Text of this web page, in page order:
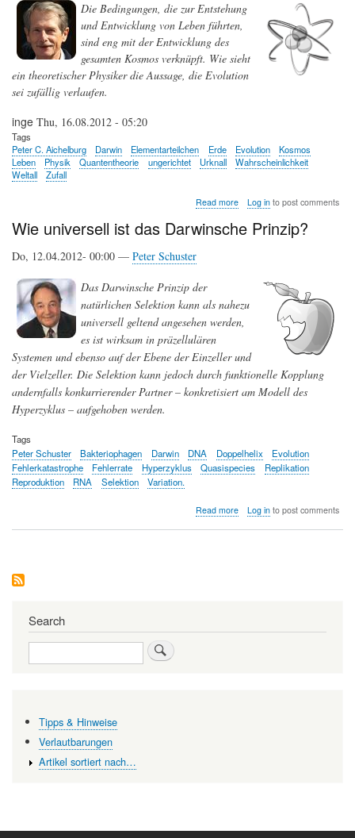
Entwicklung
Evolution
Auges
Die Bedingungen, die zur Entstehung
und Entwicklung von Leben führten,
sind eng mit der Entwicklung des
gesamten Kosmos verknüpft. Wie sieht
ein theoretischer Physiker die Aussage, die Evolution
sei zufällig verlaufen.
inge Thu, 16.08.2012 - 05:20
Tags
Peter C. Aichelburg
Darwin Elementarteilchen Erde Evolution
Kosmos
Leben
Physik Quantentheorie ungerichtet Urknall
Wahrscheinlichkeit
Weltall
Zufall
Read moreabout
Element
Zufall
Log into post comments
Wie universell ist das Darwinsche Prinzip?
Do, 12.04.2012- 00:00 — Peter Schuster
Das Darwinsche Prinzip der
natürlichen Selektion kann als nahezu
universell geltend angesehen werden,
es ist wirksam in präzellulären
Systemen und ebenso auf der Ebene der Einzeller und
der Vielzeller. Die Selektion kann jedoch durch funktionelle Kopplung
andernfalls konkurrierender Partner – konkretisiert am Modell des
Hyperzyklus – aufgehoben werden.
Tags
Peter Schuster
Bakteriophagen Darwin DNA Doppelhelix
Evolution
Fehlerkatastrophe
Fehlerrate Hyperzyklus Quasispecies
Replikation
Reproduktion
RNA Selektion Variation.
Read moreabout
Log into post comments
Search
Search
Tipps & Hinweise
Verlautbarungen
Artikel sortiert nach…